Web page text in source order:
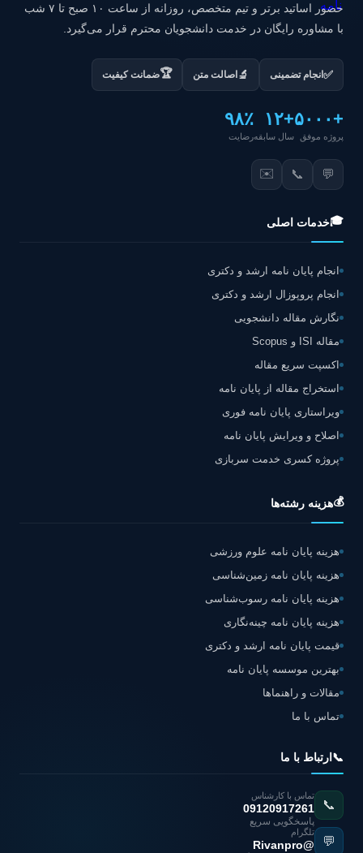
حضور اساتید برتر و تیم متخصص، روزانه از ساعت ۱۰ صبح تا ۷ شب
با مشاوره رایگان در خدمت دانشجویان محترم قرار می‌گیرد.
✅ انجام تضمینی 🔬 اصالت متن 🏆ضمانت کیفیت
+۵۰۰۰
پروژه موفق
+۱۲
سال سابقه
۹۸٪
رضایت
💬
📞
✉️
🎓خدمات اصلی
انجام پایان نامه ارشد و دکتری
انجام پروپوزال ارشد و دکتری
نگارش مقاله دانشجویی
مقاله ISI و Scopus
اکسپت سریع مقاله
استخراج مقاله از پایان نامه
ویراستاری پایان نامه فوری
اصلاح و ویرایش پایان نامه
پروژه کسری خدمت سربازی
💰هزینه رشته‌ها
هزینه پایان نامه علوم ورزشی
هزینه پایان نامه زمین‌شناسی
هزینه پایان نامه رسوب‌شناسی
هزینه پایان نامه چینه‌نگاری
قیمت پایان نامه ارشد و دکتری
بهترین موسسه پایان نامه
مقالات و راهنماها
تماس با ما
📞 ارتباط با ما
📞
تماس با کارشناس
09120917261
پاسخگویی سریع
💬
تلگرام
@Rivanpro